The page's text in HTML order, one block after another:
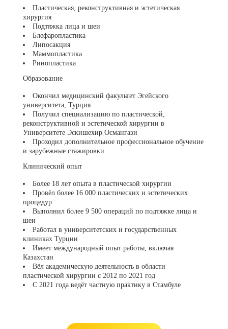
Пластическая, реконструктивная и эстетическая
хирургия
Подтяжка лица и шеи
Блефаропластика
Липосакция
Маммопластика
Ринопластика
Образование
Окончил медицинский факультет Эгейского
университета, Турция
Получил специализацию по пластической,
реконструктивной и эстетической хирургии в
Университете Эскишехир Османгази
Проходил дополнительное профессиональное обучение
и зарубежные стажировки
Клинический опыт
Более 18 лет опыта в пластической хирургии
Провёл более 16 000 пластических и эстетических
процедур
Выполнил более 9 500 операций по подтяжке лица и
шеи
Работал в университетских и государственных
клиниках Турции
Имеет международный опыт работы, включая
Казахстан
Вёл академическую деятельность в области
пластической хирургии с 2012 по 2021 год
С 2021 года ведёт частную практику в Стамбуле